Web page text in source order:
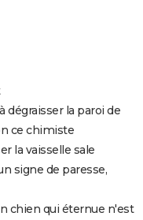
dégraisser la paroi de
ce chimiste
la vaisselle sale
signe de paresse,
chien qui éternue n'est